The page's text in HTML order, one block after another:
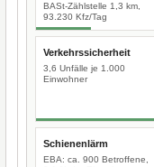
BASt-Zählstelle 1,3 km,
93.230 Kfz/Tag
Verkehrssicherheit
3,6 Unfälle je 1.000
Einwohner
Schienenlärm
EBA: ca. 900 Betroffene,